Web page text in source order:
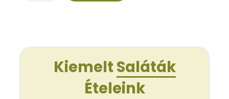
Kiemelt Saláták
Ételeink